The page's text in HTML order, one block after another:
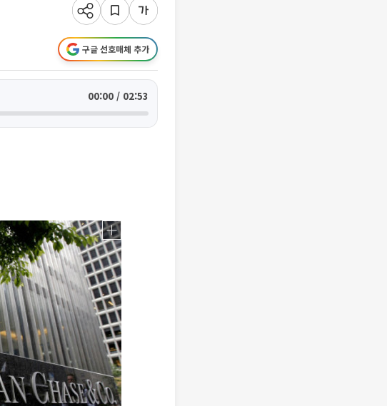
구글 선호매체 추가
00:00 / 02:53